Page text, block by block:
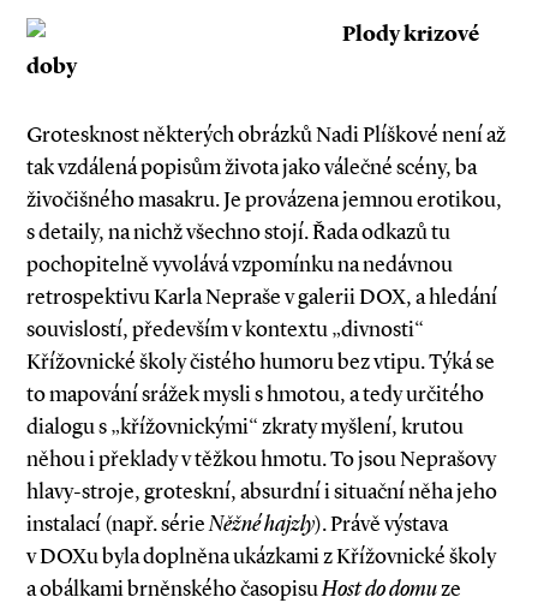
Plody krizové
doby
Grotesknost některých obrázků Nadi Plíškové není až
tak vzdálená popisům života jako válečné scény, ba
živočišného masakru. Je provázena jemnou erotikou,
s detaily, na nichž všechno stojí. Řada odkazů tu
pochopitelně vyvolává vzpomínku na nedávnou
retrospektivu Karla Nepraše v galerii DOX, a hledání
souvislostí, především v kontextu „divnosti“
Křížovnické školy čistého humoru bez vtipu. Týká se
to mapování srážek mysli s hmotou, a tedy určitého
dialogu s „křížovnickými“ zkraty myšlení, krutou
něhou i překlady v těžkou hmotu. To jsou Neprašovy
hlavy-stroje, groteskní, absurdní i situační něha jeho
instalací (např. sérieNěžné hajzly). Právě výstava
v DOXu byla doplněna ukázkami z Křížovnické školy
a obálkami brněnského časopisuHost do domuze